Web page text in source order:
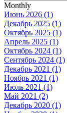
Monthly
Июнь 2026 (1)
Декабрь 2025 (1)
Октябрь 2025 (1)
Апрель 2025 (1)
Октябрь 2024 (1)
Сентябрь 2024 (1)
Декабрь 2021 (1)
Ноябрь 2021 (1)
Июль 2021 (1)
Май 2021 (2)
Декабрь 2020 (1)